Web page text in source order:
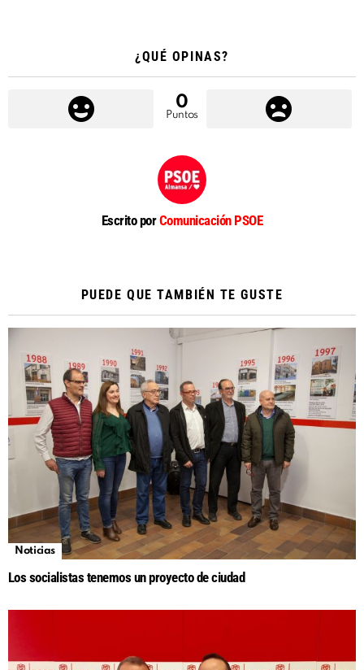
¿QUÉ OPINAS?
0
Puntos
Escrito porComunicación PSOE
PUEDE QUE TAMBIÉN TE GUSTE
Noticias
Los socialistas tenemos un proyecto de ciudad